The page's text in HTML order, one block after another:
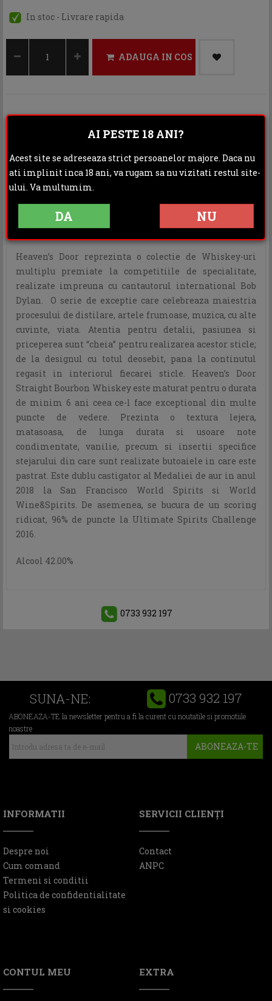
In stoc - Livrare rapida
ADAUGA IN COS
Categoria:Whisky
Rating:
DESCRIERE INFORMATII ADITIONALE
OPINII (0)
Heaven’s Door reprezinta o colectie de Whiskey-uri
multiplu premiate la competitiile de specialitate,
realizate impreuna cu cantautorul international Bob
Dylan. O serie de exceptie care celebreaza maiestria
procesului de distilare, artele frumoase, muzica, cu alte
cuvinte, viata. Atentia pentru detalii, pasiunea si
priceperea sunt “cheia” pentru realizarea acestor sticle;
de la designul cu totul deosebit, pana la continutul
regasit in interiorul fiecarei sticle. Heaven’s Door
Straight Bourbon Whiskey este maturat pentru o durata
de minim 6 ani ceea ce-l face exceptional din multe
puncte de vedere. Prezinta o textura lejera,
matasoasa, de lunga durata si usoare note
condimentate, vanilie, precum si insertii specifice
stejarului din care sunt realizate butoaiele in care este
pastrat. Este dublu castigator al Medaliei de aur in anul
2018 la San Francisco World Spirits si World
Wine&Spirits. De asemenea, se bucura de un scoring
ridicat, 96% de puncte la Ultimate Spirits Challenge
2016.
Alcool 42.00%
0733 932 197
SUNA-NE: 0733 932 197
ABONEAZA-TE la newsletter pentru a fi la curent cu noutatile si promotiile
noastre
ABONEAZA-TE
INFORMATII
Despre noi
Cum comand
Termeni si conditii
Politica de confidentialitate
si cookies
SERVICII CLIENŢI
Contact
ANPC
CONTUL MEU EXTRA
AI PESTE 18 ANI?
Acest site se adreseaza strict persoanelor majore. Daca nu
ati implinit inca 18 ani, va rugam sa nu vizitati restul site-
ului. Va multumim.
DA NU